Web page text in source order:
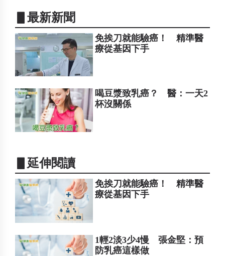
▋最新新聞
免挨刀就能驗癌！ 精準醫
療從基因下手
喝豆漿致乳癌？ 醫：一天2
杯沒關係
▋延伸閱讀
免挨刀就能驗癌！ 精準醫
療從基因下手
1輕2淡3少4慢 張金堅：預
防乳癌這樣做